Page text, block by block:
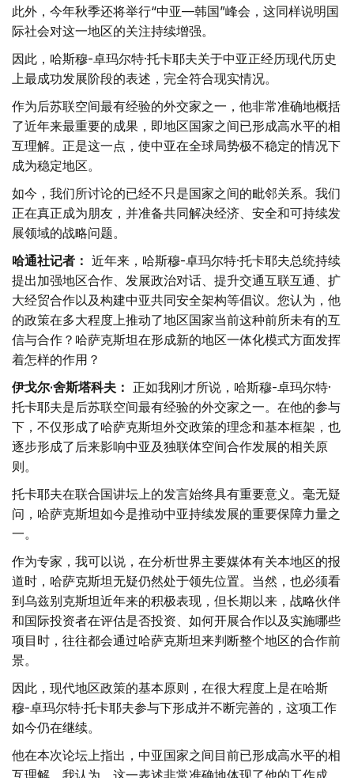
此外，今年秋季还将举行“中亚—韩国”峰会，这同样说明国
际社会对这一地区的关注持续增强。
因此，哈斯穆-卓玛尔特·托卡耶夫关于中亚正经历现代历史
上最成功发展阶段的表述，完全符合现实情况。
作为后苏联空间最有经验的外交家之一，他非常准确地概括
了近年来最重要的成果，即地区国家之间已形成高水平的相
互理解。正是这一点，使中亚在全球局势极不稳定的情况下
成为稳定地区。
如今，我们所讨论的已经不只是国家之间的毗邻关系。我们
正在真正成为朋友，并准备共同解决经济、安全和可持续发
展领域的战略问题。
哈通社记者： 近年来，哈斯穆-卓玛尔特·托卡耶夫总统持续
提出加强地区合作、发展政治对话、提升交通互联互通、扩
大经贸合作以及构建中亚共同安全架构等倡议。您认为，他
的政策在多大程度上推动了地区国家当前这种前所未有的互
信与合作？哈萨克斯坦在形成新的地区一体化模式方面发挥
着怎样的作用？
伊戈尔·舍斯塔科夫： 正如我刚才所说，哈斯穆-卓玛尔特·
托卡耶夫是后苏联空间最有经验的外交家之一。在他的参与
下，不仅形成了哈萨克斯坦外交政策的理念和基本框架，也
逐步形成了后来影响中亚及独联体空间合作发展的相关原
则。
托卡耶夫在联合国讲坛上的发言始终具有重要意义。毫无疑
问，哈萨克斯坦如今是推动中亚持续发展的重要保障力量之
一。
作为专家，我可以说，在分析世界主要媒体有关本地区的报
道时，哈萨克斯坦无疑仍然处于领先位置。当然，也必须看
到乌兹别克斯坦近年来的积极表现，但长期以来，战略伙伴
和国际投资者在评估是否投资、如何开展合作以及实施哪些
项目时，往往都会通过哈萨克斯坦来判断整个地区的合作前
景。
因此，现代地区政策的基本原则，在很大程度上是在哈斯
穆-卓玛尔特·托卡耶夫参与下形成并不断完善的，这项工作
如今仍在继续。
他在本次论坛上指出，中亚国家之间目前已形成高水平的相
互理解。我认为，这一表述非常准确地体现了他的工作成